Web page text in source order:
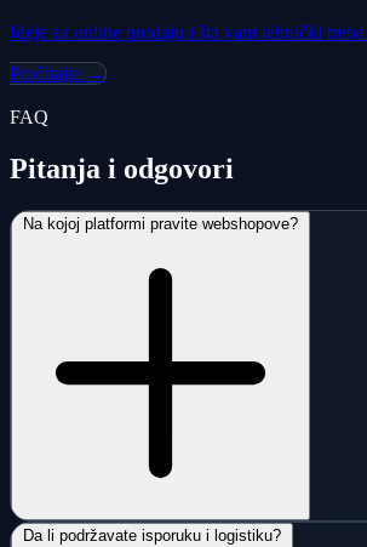
Ideje za online prodaju i šta vam tehnički treba
Pročitajte →
FAQ
Pitanja i odgovori
Na kojoj platformi pravite webshopove?
Da li podržavate isporuku i logistiku?